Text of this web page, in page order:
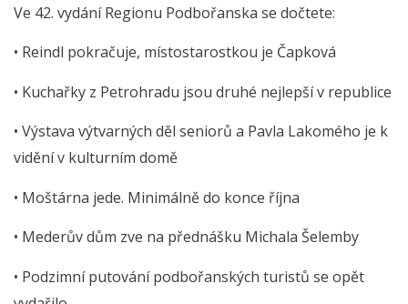
Ve 42. vydání Regionu Podbořanska se dočtete:
• Reindl pokračuje, místostarostkou je Čapková
• Kuchařky z Petrohradu jsou druhé nejlepší v republice
• Výstava výtvarných děl seniorů a Pavla Lakomého je k
vidění v kulturním domě
• Moštárna jede. Minimálně do konce října
• Mederův dům zve na přednášku Michala Šelemby
• Podzimní putování podbořanských turistů se opět